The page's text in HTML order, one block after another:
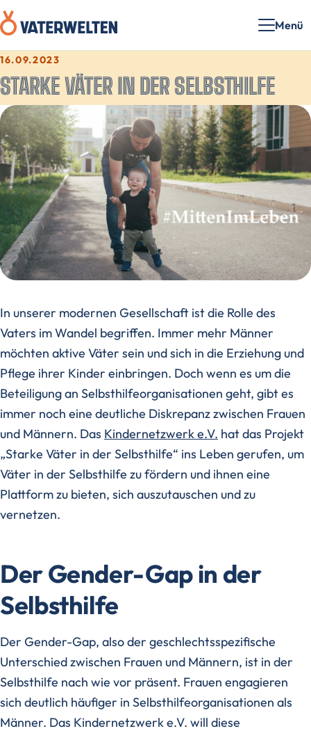
Menü
16.09.2023
STARKE VÄTER IN DER SELBSTHILFE
In unserer modernen Gesellschaft ist die Rolle des
Vaters im Wandel begriffen. Immer mehr Männer
möchten aktive Väter sein und sich in die Erziehung und
Pflege ihrer Kinder einbringen. Doch wenn es um die
Beteiligung an Selbsthilfeorganisationen geht, gibt es
immer noch eine deutliche Diskrepanz zwischen Frauen
und Männern. Das Kindernetzwerk e.V. hat das Projekt
„Starke Väter in der Selbsthilfe“ ins Leben gerufen, um
Väter in der Selbsthilfe zu fördern und ihnen eine
Plattform zu bieten, sich auszutauschen und zu
vernetzen.
Der Gender-Gap in der
Selbsthilfe
Der Gender-Gap, also der geschlechtsspezifische
Unterschied zwischen Frauen und Männern, ist in der
Selbsthilfe nach wie vor präsent. Frauen engagieren
sich deutlich häufiger in Selbsthilfeorganisationen als
Männer. Das Kindernetzwerk e.V. will diese